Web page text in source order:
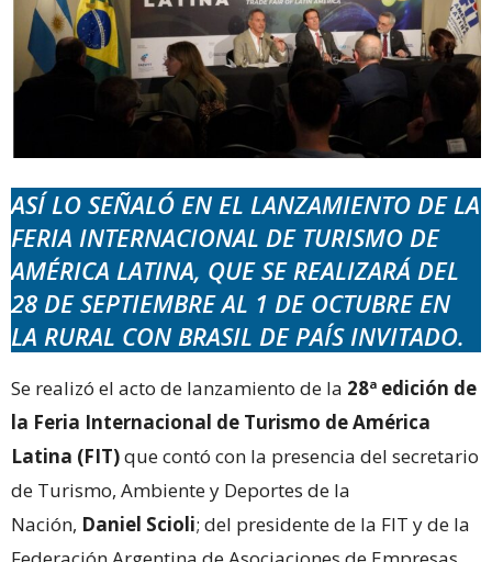
ASÍ LO SEÑALÓ EN EL LANZAMIENTO DE LA
FERIA INTERNACIONAL DE TURISMO DE
AMÉRICA LATINA, QUE SE REALIZARÁ DEL
28 DE SEPTIEMBRE AL 1 DE OCTUBRE EN
LA RURAL CON BRASIL DE PAÍS INVITADO.
Se realizó el acto de lanzamiento de la 28ª edición de
la Feria Internacional de Turismo de América
Latina (FIT)que contó con la presencia del secretario
de Turismo, Ambiente y Deportes de la
Nación, Daniel Scioli; del presidente de la FIT y de la